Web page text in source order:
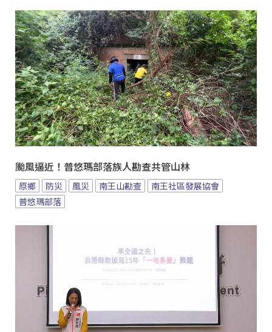
颱風逼近！普悠瑪部落族人勘查共管山林
原鄉 防災 風災 南王山勘查
南王社區發展協會
普悠瑪部落